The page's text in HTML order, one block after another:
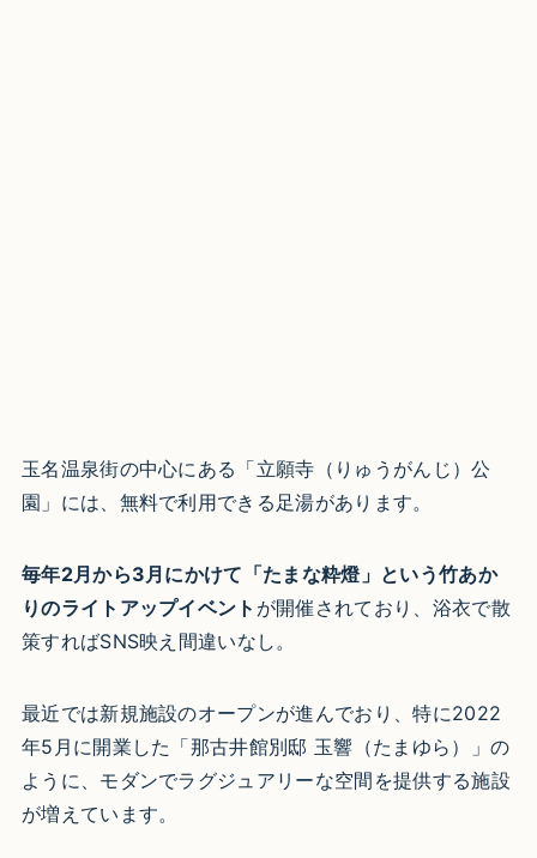
玉名温泉街の中心にある「立願寺（りゅうがんじ）公
園」には、無料で利用できる足湯があります。
毎年2月から3月にかけて「たまな粋燈」という竹あか
りのライトアップイベント が開催されており、浴衣で散
策すればSNS映え間違いなし。
最近では新規施設のオープンが進んでおり、特に2022
年5月に開業した「那古井館別邸 玉響（たまゆら）」の
ように、モダンでラグジュアリーな空間を提供する施設
が増えています。